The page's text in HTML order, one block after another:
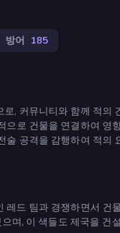
방어 185
, 커뮤니티와 함께 적의
로 건물을 연결하여 영
공격을 감행하여 적의
레드 팀과 경쟁하면서 건
며, 이 색들도 제국을 건